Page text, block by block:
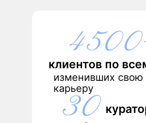
клиентов по
изменивших свою
карьеру